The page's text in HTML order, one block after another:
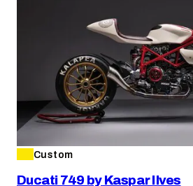
Custom
Ducati 749 by Kaspar Ilves